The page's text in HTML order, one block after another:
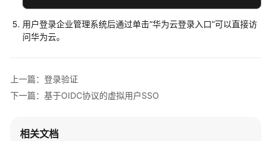
限
管
理
目
管
委
用户登录企业管理系统后通过单击“华为云登录入口”可以直接访
问华为云。
上一篇：登录验证
下一篇：基于OIDC协议的虚拟用户SSO
相关文档